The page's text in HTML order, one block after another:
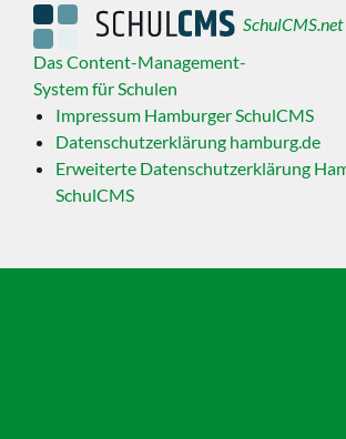
SchulCMS.net
Das Content-Management-
System für Schulen
Impressum Hamburger SchulCMS
Datenschutzerklärung hamburg.de
Erweiterte Datenschutzerklärung
SchulCMS